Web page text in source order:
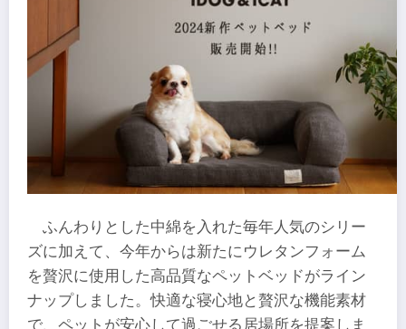
ふんわりとした中綿を入れた毎年人気のシリー
ズに加えて、今年からは新たにウレタンフォーム
を贅沢に使用した高品質なペットベッドがライン
ナップしました。快適な寝心地と贅沢な機能素材
で、ペットが安心して過ごせる居場所を提案しま